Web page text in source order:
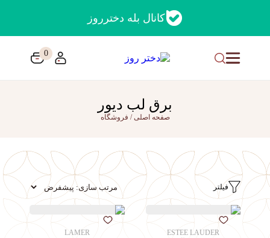
کانال بله دخترروز
0
برق لب دیور
صفحه اصلی/ فروشگاه
فیلتر
ESTEE LAUDER
LAMER